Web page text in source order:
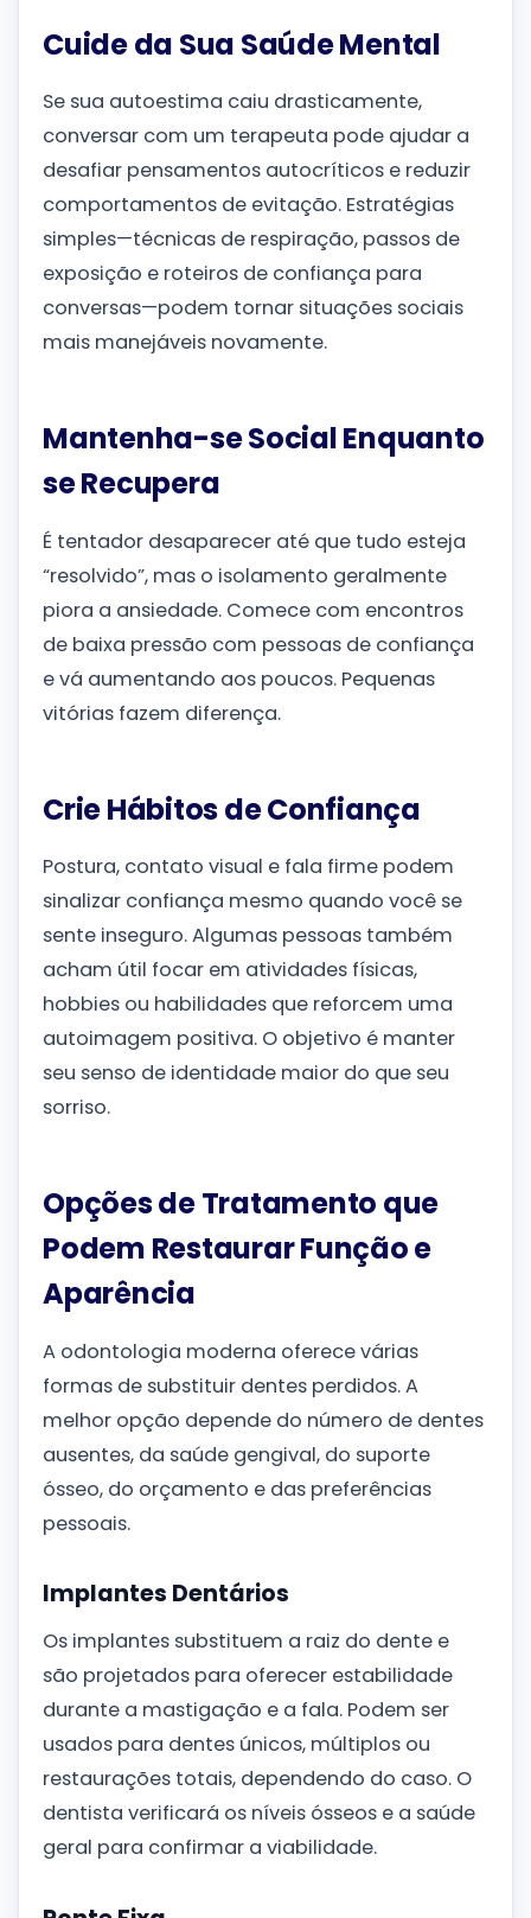
Cuide da Sua Saúde Mental
Se sua autoestima caiu drasticamente,
conversar com um terapeuta pode ajudar a
desafiar pensamentos autocríticos e reduzir
comportamentos de evitação. Estratégias
simples—técnicas de respiração, passos de
exposição e roteiros de confiança para
conversas—podem tornar situações sociais
mais manejáveis novamente.
Mantenha-se Social Enquanto
se Recupera
É tentador desaparecer até que tudo esteja
“resolvido”, mas o isolamento geralmente
piora a ansiedade. Comece com encontros
de baixa pressão com pessoas de confiança
e vá aumentando aos poucos. Pequenas
vitórias fazem diferença.
Crie Hábitos de Confiança
Postura, contato visual e fala firme podem
sinalizar confiança mesmo quando você se
sente inseguro. Algumas pessoas também
acham útil focar em atividades físicas,
hobbies ou habilidades que reforcem uma
autoimagem positiva. O objetivo é manter
seu senso de identidade maior do que seu
sorriso.
Opções de Tratamento que
Podem Restaurar Função e
Aparência
A odontologia moderna oferece várias
formas de substituir dentes perdidos. A
melhor opção depende do número de dentes
ausentes, da saúde gengival, do suporte
ósseo, do orçamento e das preferências
pessoais.
Implantes Dentários
Os implantes substituem a raiz do dente e
são projetados para oferecer estabilidade
durante a mastigação e a fala. Podem ser
usados para dentes únicos, múltiplos ou
restaurações totais, dependendo do caso. O
dentista verificará os níveis ósseos e a saúde
geral para confirmar a viabilidade.